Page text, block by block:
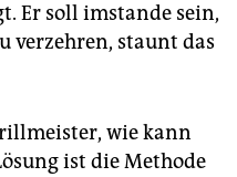
Er soll imstande sein,
verzehren, staunt das
wie kann
ist die Methode